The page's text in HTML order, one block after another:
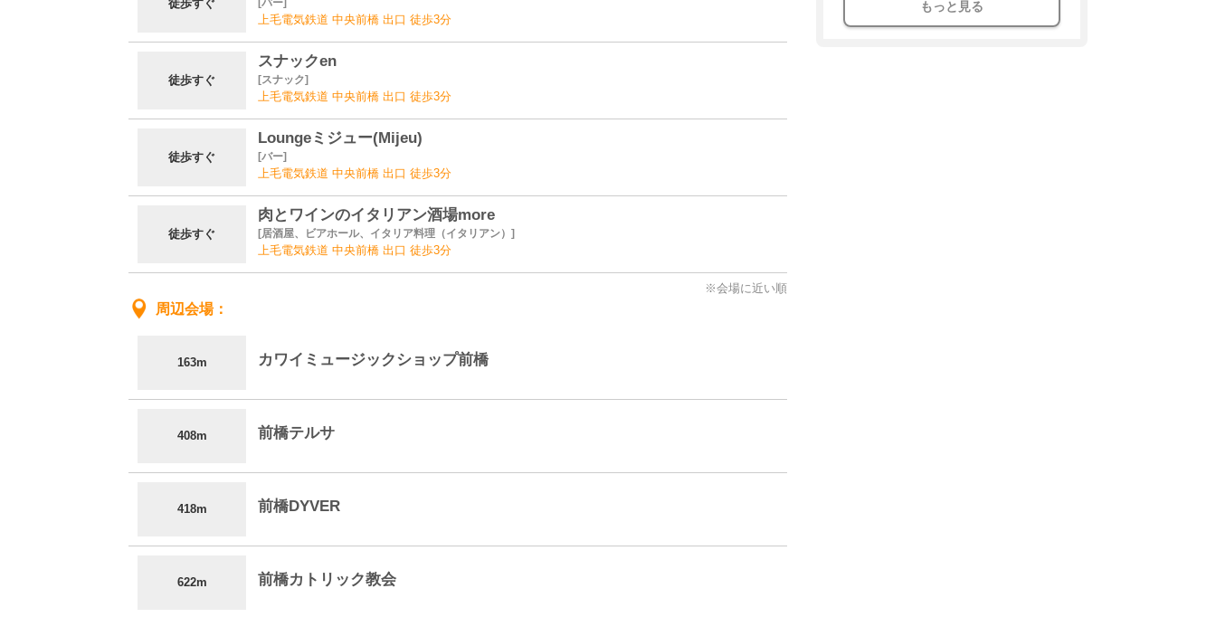
徒歩すぐ バー
上毛電気鉄道 中央前橋 出口 徒歩3分
徒歩すぐ
スナックen
スナック
上毛電気鉄道 中央前橋 出口 徒歩3分
徒歩すぐ
Loungeミジュー(Mijeu)
バー
上毛電気鉄道 中央前橋 出口 徒歩3分
徒歩すぐ
肉とワインのイタリアン酒場more
居酒屋、ビアホール、イタリア料理（イタリアン）
上毛電気鉄道 中央前橋 出口 徒歩3分
※会場に近い順
周辺会場
163m カワイミュージックショップ前橋
408m 前橋テルサ
418m 前橋DYVER
622m 前橋カトリック教会
もっと見る